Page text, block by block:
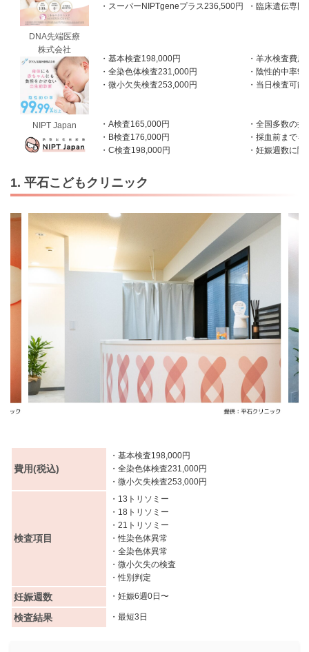
・スーパーNIPTgeneプラス236,500円
・臨床遺伝専門
DNA先端医療
株式会社
・基本検査198,000円
・全染色体検査231,000円
・微小欠失検査253,000円
・羊水検査費
・陰性的中率
・当日検査可能
NIPT Japan
・A検査165,000円
・B検査176,000円
・C検査198,000円
・全国多数の提
・採血前まで
・妊娠週数に
1. 平石こどもクリニック
費用(税込)
・基本検査198,000円
・全染色体検査231,000円
・微小欠失検査253,000円
検査項目
・13トリソミー
・18トリソミー
・21トリソミー
・性染色体異常
・全染色体異常
・微小欠失の検査
・性別判定
妊娠週数 ・妊娠6週0日〜
検査結果 ・最短3日